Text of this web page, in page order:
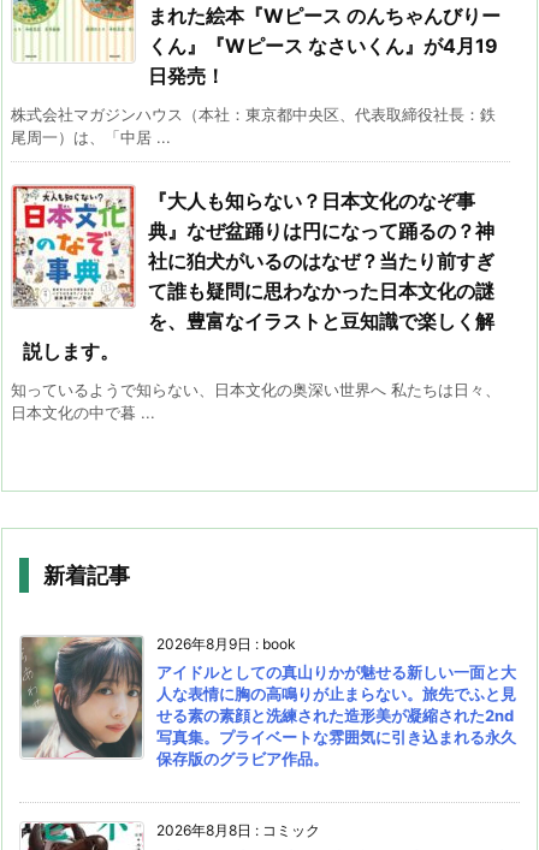
まれた絵本『Wピース のんちゃんびりー
くん』『Wピース なさいくん』が4月19
日発売！
株式会社マガジンハウス（本社：東京都中央区、代表取締役社長：鉄
尾周一）は、「中居 ...
『大人も知らない？日本文化のなぞ事
典』なぜ盆踊りは円になって踊るの？神
社に狛犬がいるのはなぜ？当たり前すぎ
て誰も疑問に思わなかった日本文化の謎
を、豊富なイラストと豆知識で楽しく解
説します。
知っているようで知らない、日本文化の奥深い世界へ 私たちは日々、
日本文化の中で暮 ...
新着記事
2026年8月9日 : book
アイドルとしての真山りかが魅せる新しい一面と大
人な表情に胸の高鳴りが止まらない。旅先でふと見
せる素の素顔と洗練された造形美が凝縮された2nd
写真集。プライベートな雰囲気に引き込まれる永久
保存版のグラビア作品。
2026年8月8日 : コミック